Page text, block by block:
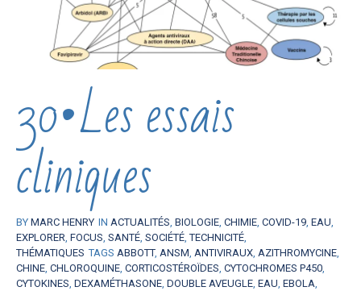
30•Les essais
cliniques
BY MARC HENRY IN ACTUALITÉS, BIOLOGIE, CHIMIE, COVID-19, EAU,
EXPLORER, FOCUS, SANTÉ, SOCIÉTÉ,TECHNICITÉ,
THÉMATIQUES TAGS ABBOTT, ANSM, ANTIVIRAUX, AZITHROMYCINE,
CHINE, CHLOROQUINE, CORTICOSTÉROÏDES, CYTOCHROMES P450,
CYTOKINES, DEXAMÉTHASONE, DOUBLE AVEUGLE, EAU, EBOLA,